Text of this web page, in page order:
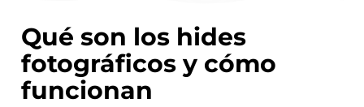
Qué son los hides
fotográficos y cómo
funcionan